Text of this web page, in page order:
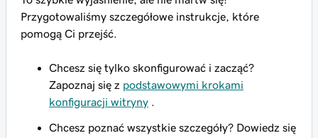
Przygotowaliśmy szczegółowe instrukcje, które
pomogą Ci przejść.
Chcesz się tylko skonfigurować i zacząć?
Zapoznaj się z podstawowymi krokami
konfiguracji witryny .
Chcesz poznać wszystkie szczegóły? Dowiedz się